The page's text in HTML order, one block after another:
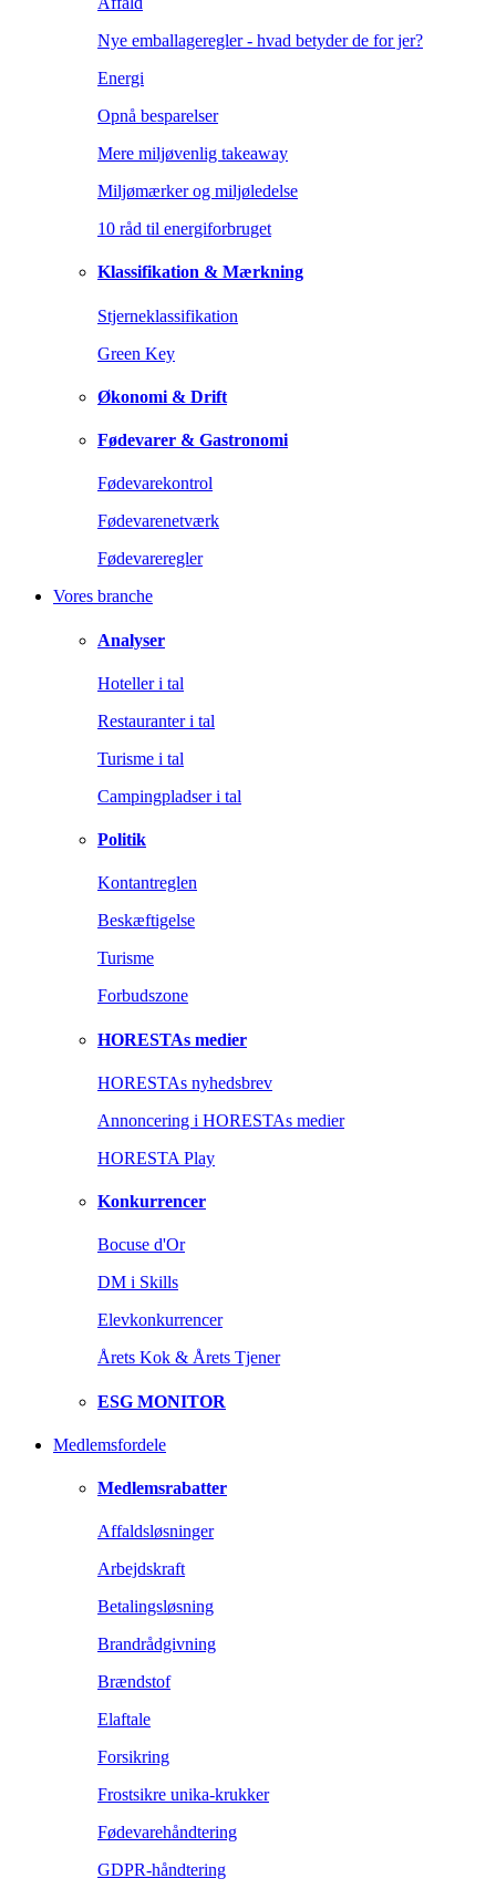
Nye emballageregler - hvad betyder de for jer?
Energi
Opnå besparelser
Mere miljøvenlig takeaway
Miljømærker og miljøledelse
10 råd til energiforbruget
Klassifikation & Mærkning
Stjerneklassifikation
Green Key
Økonomi & Drift
Fødevarer & Gastronomi
Fødevarekontrol
Fødevarenetværk
Fødevareregler
Vores branche
Analyser
Hoteller i tal
Restauranter i tal
Turisme i tal
Campingpladser i tal
Politik
Kontantreglen
Beskæftigelse
Turisme
Forbudszone
HORESTAs medier
HORESTAs nyhedsbrev
Annoncering i HORESTAs medier
HORESTA Play
Konkurrencer
Bocuse d'Or
DM i Skills
Elevkonkurrencer
Årets Kok & Årets Tjener
ESG MONITOR
Medlemsfordele
Medlemsrabatter
Affaldsløsninger
Arbejdskraft
Betalingsløsning
Brandrådgivning
Brændstof
Elaftale
Forsikring
Frostsikre unika-krukker
Fødevarehåndtering
GDPR-håndtering